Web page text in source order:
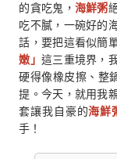
的貪吃鬼， 海鮮粥
吃不膩，一碗好的
話，要把這看似簡
嫩」這三重境界，
硬得像橡皮擦、整
提。今天，就用我
套讓我自豪的海鮮
手！